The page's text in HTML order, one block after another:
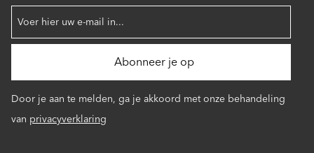
Door je aan te melden, ga je akkoord met onze behandeling
van privacyverklaring